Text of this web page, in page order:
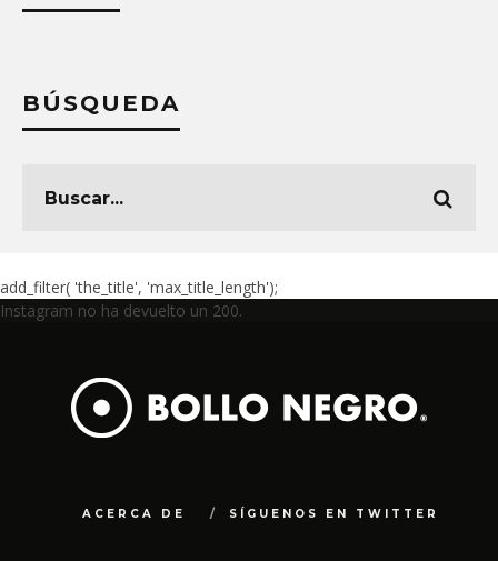
BÚSQUEDA
add_filter( 'the_title', 'max_title_length');
Instagram no ha devuelto un 200.
ACERCA DE SÍGUENOS EN TWITTER